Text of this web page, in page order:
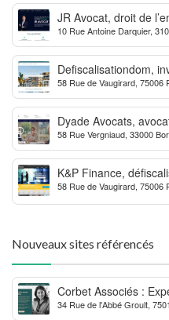
JR Avocat, droit de
10 Rue Antoine Darquier,
Defiscalisationdom,
Outre-mer
58 Rue de Vaugirard, 75006
Dyade Avocats,
MDPH
58 Rue Vergniaud, 33000
K&P Finance,
58 Rue de Vaugirard, 75006
Nouveaux sites référencés
Corbet Associés :
d’Entreprise
34 Rue de l'Abbé Groult,